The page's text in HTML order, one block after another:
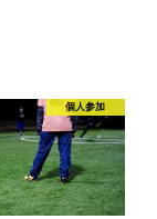
個人参加